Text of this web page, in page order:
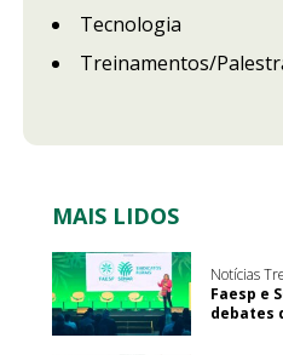
Tecnologia
Treinamentos/
MAIS LIDOS
Notícias
Faesp e
debates